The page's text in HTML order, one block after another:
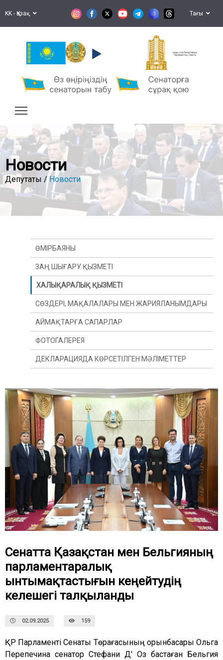
KK - Қазақ Тағы
Қазақстан Республикасы
Парламентінің Сенаты
Новости
Депутаты /Новости
Сенатта Қазақстан мен Бельгияның
парламентаралық
ынтымақтастығын кеңейтудің
келешегі талқыланды
02.09.2025 159
ҚР Парламенті Сенаты Төрағасының орынбасары Ольга
Перепечина сенатор Стефани Д' Оз бастаған Бельгия
ӨМІРБАЯНЫ
ЗАҢ ШЫҒАРУ ҚЫЗМЕТІ
ХАЛЫҚАРАЛЫҚ ҚЫЗМЕТІ
СӨЗДЕРІ, МАҚАЛАЛАРЫ МЕН ЖАРИЯЛАНЫМДАРЫ
АЙМАҚТАРҒА САПАРЛАР
ФОТОГАЛЕРЕЯ
ДЕКЛАРАЦИЯДА КӨРСЕТІЛГЕН МӘЛІМЕТТЕР